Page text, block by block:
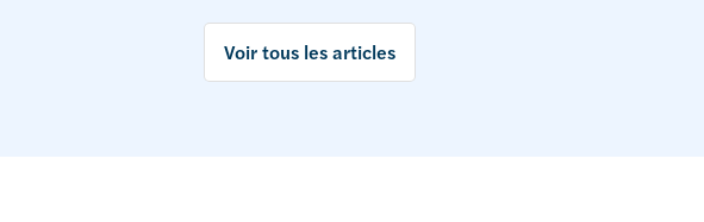
Voir tous les articles